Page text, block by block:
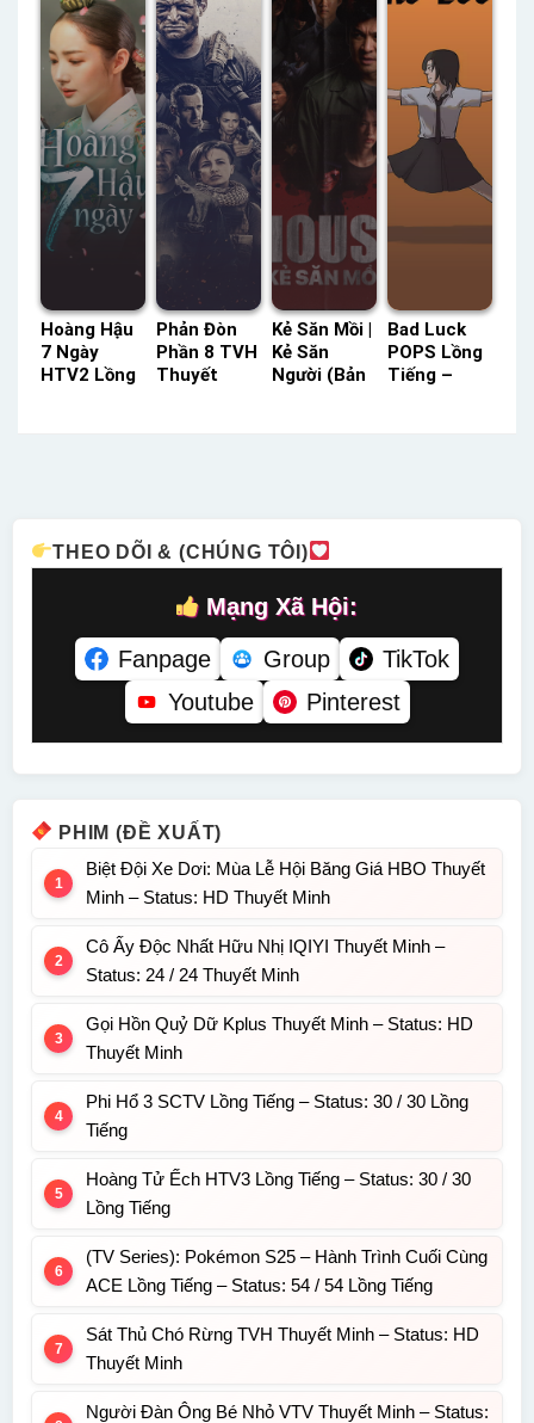
Tiếng –
Lồng Tiếng
Hoàng Hậu
7 Ngày
HTV2 Lồng
Phản Đòn
Phần 8 TVH
Thuyết
Kẻ Săn Mồi |
Kẻ Săn
Người (Bản
Bad Luck
POPS Lồng
Tiếng –
THEO DÕI & (CHÚNG TÔI)
Mạng Xã Hội:
Fanpage
Group
TikTok
Youtube
Pinterest
PHIM (ĐỀ XUẤT)
Biệt Đội Xe Dơi: Mùa Lễ Hội Băng Giá HBO Thuyết
Minh – Status: HD Thuyết Minh
Cô Ấy Độc Nhất Hữu Nhị IQIYI Thuyết Minh –
Status: 24 / 24 Thuyết Minh
Gọi Hồn Quỷ Dữ Kplus Thuyết Minh – Status: HD
Thuyết Minh
Phi Hổ 3 SCTV Lồng Tiếng – Status: 30 / 30 Lồng
Tiếng
Hoàng Tử Ếch HTV3 Lồng Tiếng – Status: 30 / 30
Lồng Tiếng
(TV Series): Pokémon S25 – Hành Trình Cuối Cùng
ACE Lồng Tiếng – Status: 54 / 54 Lồng Tiếng
Sát Thủ Chó Rừng TVH Thuyết Minh – Status: HD
Thuyết Minh
Người Đàn Ông Bé Nhỏ VTV Thuyết Minh – Status: